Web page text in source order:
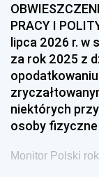
PRACY I
lipca 2026 r. w
za rok 2025 z
niektórych
osoby fizyczne
Monitor Polski